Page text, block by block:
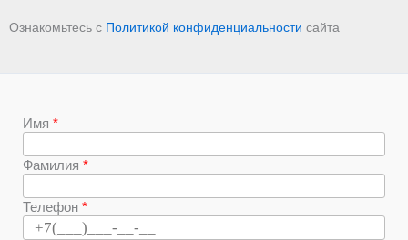
Ознакомьтесь с Политикой конфиденциальности сайта
Имя
Фамилия
Телефон